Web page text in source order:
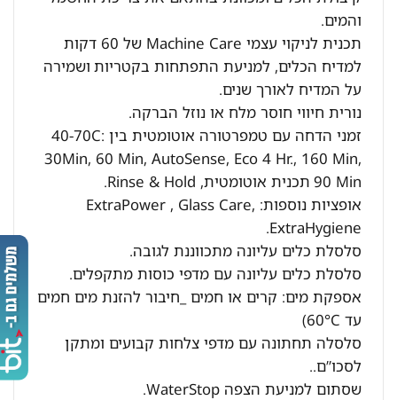
והמים.
תכנית לניקוי עצמי Machine Care של 60 דקות
למדיח הכלים, למניעת התפתחות בקטריות ושמירה
על המדיח לאורך שנים.
נורית חיווי חוסר מלח או נוזל הברקה.
זמני הדחה עם טמפרטורה אוטומטית בין 40-70C:
30Min, 60 Min, AutoSense, Eco 4 Hr., 160 Min,
90 Min תכנית אוטומטית, Rinse & Hold.
אופציות נוספות: ExtraPower , Glass Care,
ExtraHygiene.
סלסלת כלים עליונה מתכווננת לגובה.
סלסלת כלים עליונה עם מדפי כוסות מתקפלים.
אספקת מים: קרים או חמים _חיבור להזנת מים חמים
עד 60°C)
סלסלה תחתונה עם מדפי צלחות קבועים ומתקן
לסכו”ם..
שסתום למניעת הצפה WaterStop.